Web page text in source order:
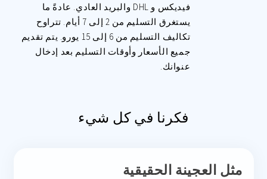
فيديكس و DHL والبريد العادي. عادةً ما
يستغرق التسليم من 2 إلى 7 أيام. تتراوح
تكاليف التسليم من 6 إلى 15 يورو. يتم تقديم
جميع الأسعار وأوقات التسليم بعد إدخال
عنوانك.
فكرنا في كل شيء
مثل العجينة الحقيقية